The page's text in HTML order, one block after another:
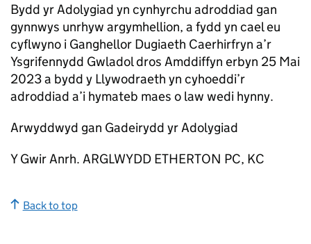
Bydd yr Adolygiad yn cynhyrchu adroddiad gan
gynnwys unrhyw argymhellion, a fydd yn cael eu
cyflwyno i Ganghellor Dugiaeth Caerhirfryn a’r
Ysgrifennydd Gwladol dros Amddiffyn erbyn 25 Mai
2023 a bydd y Llywodraeth yn cyhoeddi’r
adroddiad a’i hymateb maes o law wedi hynny.
Arwyddwyd gan Gadeirydd yr Adolygiad
Y Gwir Anrh. ARGLWYDD ETHERTON PC, KC
Back to top